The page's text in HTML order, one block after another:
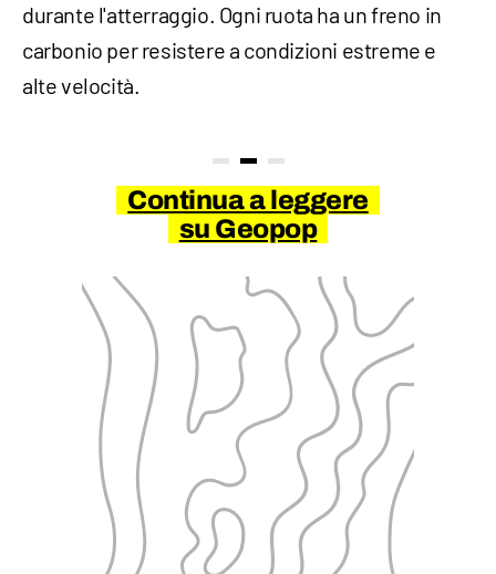
durante l'atterraggio. Ogni ruota ha un freno in
carbonio per resistere a condizioni estreme e
alte velocità.
Continua a leggere
su Geopop